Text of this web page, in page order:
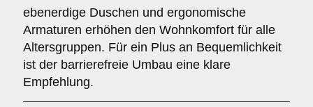
ebenerdige Duschen und ergonomische
Armaturen erhöhen den Wohnkomfort für alle
Altersgruppen. Für ein Plus an Bequemlichkeit
ist der barrierefreie Umbau eine klare
Empfehlung.